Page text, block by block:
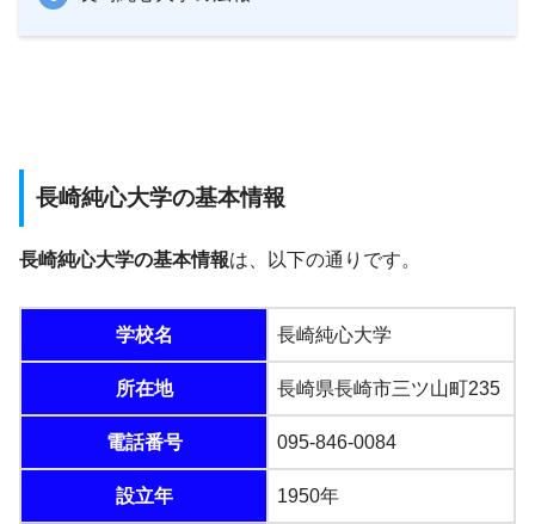
長崎純心大学の基本情報
長崎純心大学の基本情報は、以下の通りです。
学校名 長崎純心大学
所在地 長崎県長崎市三ツ山町235
電話番号 095-846-0084
設立年 1950年